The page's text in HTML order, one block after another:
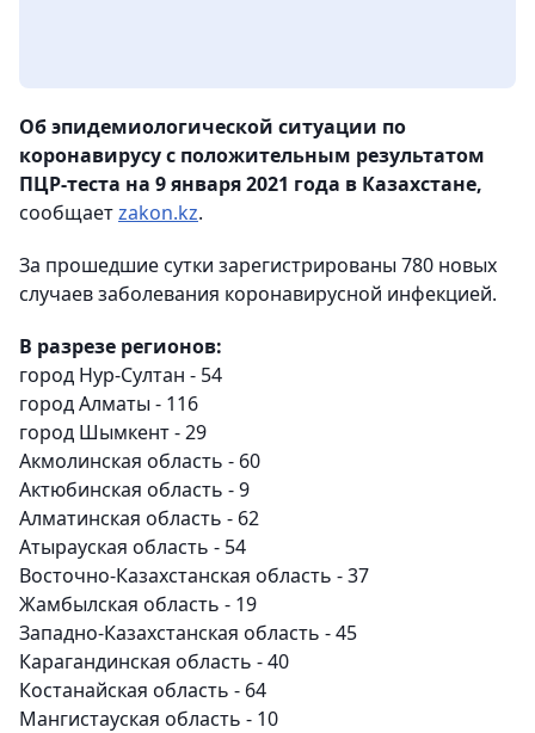
Об эпидемиологической ситуации по
коронавирусу с положительным результатом
ПЦР-теста на 9 января 2021 года в Казахстане,
сообщаетzakon.kz.
За прошедшие сутки зарегистрированы 780 новых
случаев заболевания коронавирусной инфекцией.
В разрезе регионов:
город Нур-Султан - 54
город Алматы - 116
город Шымкент - 29
Акмолинская область - 60
Актюбинская область - 9
Алматинская область - 62
Атырауская область - 54
Восточно-Казахстанская область - 37
Жамбылская область - 19
Западно-Казахстанская область - 45
Карагандинская область - 40
Костанайская область - 64
Мангистауская область - 10